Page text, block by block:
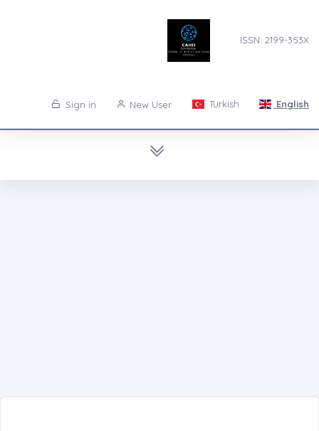
ISSN: 2199-353X
Sign in New User Turkish English